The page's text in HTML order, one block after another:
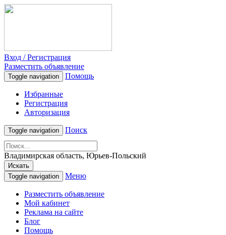
Вход / Регистрация
Разместить объявление
Toggle navigation Помощь
Избранные
Регистрация
Авторизация
Toggle navigation Поиск
Владимирская область, Юрьев-Польский
Искать
Toggle navigation
Меню
Разместить объявление
Мой кабинет
Реклама на сайте
Блог
Помощь